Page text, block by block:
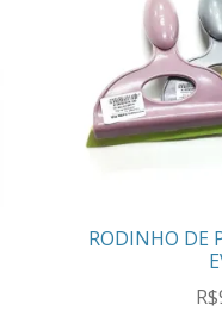
RODINHO DE
R$